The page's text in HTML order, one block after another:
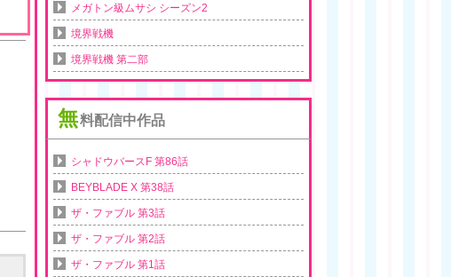
メガトン級ムサシ シーズン2
境界戦機
境界戦機 第二部
無料配信中作品
シャドウバースF 第86話
BEYBLADE X 第38話
ザ・ファブル 第3話
ザ・ファブル 第2話
ザ・ファブル 第1話